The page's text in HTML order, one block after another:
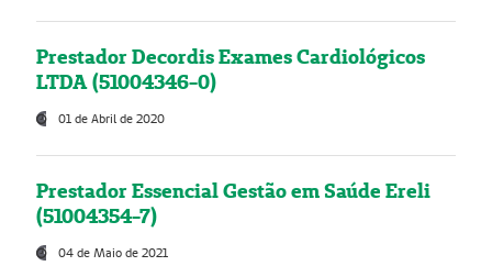
Prestador Decordis Exames Cardiológicos
LTDA (51004346-0)
01 de Abril de 2020
Prestador Essencial Gestão em Saúde Ereli
(51004354-7)
04 de Maio de 2021